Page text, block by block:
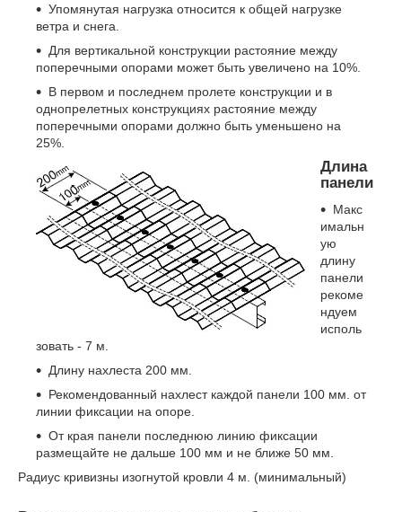
Упомянутая нагрузка относится к общей нагрузке
ветра и снега.
Для вертикальной конструкции растояние между
поперечными опорами может быть увеличено на 10%.
В первом и последнем пролете конструкции и в
однопрелетных конструкциях растояние между
поперечными опорами должно быть уменьшено на
25%.
Длина
панели
Макс
имальн
ую
длину
панели
рекоме
ндуем
исполь
зовать - 7 м.
Длину нахлеста 200 мм.
Рекомендованный нахлест каждой панели 100 мм. от
линии фиксации на опоре.
От края панели последнюю линию фиксации
размещайте не дальше 100 мм и не ближе 50 мм.
Радиус кривизны изогнутой кровли 4 м. (минимальный)